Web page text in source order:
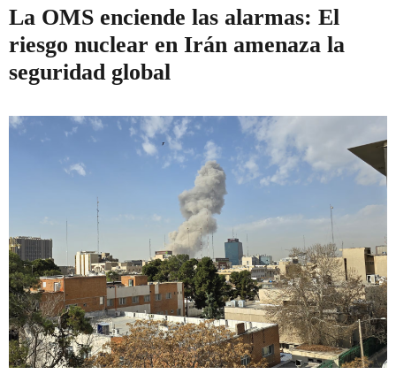
La OMS enciende las alarmas: El
riesgo nuclear en Irán amenaza la
seguridad global